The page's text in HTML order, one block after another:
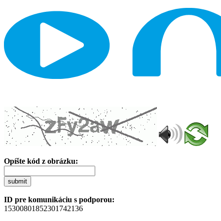
Opíšte kód z obrázku:
submit
ID pre komunikáciu s podporou:
15300801852301742136